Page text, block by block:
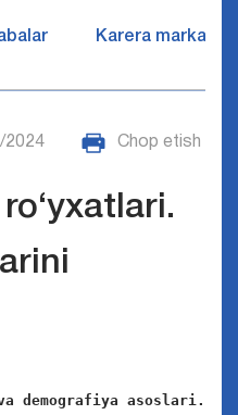
Karera markazi
2024 Chop etish
demografiya asoslari.